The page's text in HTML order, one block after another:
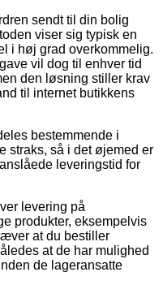
sendt til din bolig
viser sig typisk en
i høj grad overkommelig.
vil dog til enhver tid
den løsning stiller krav
til internet butikkens
bestemmende i
straks, så i det øjemed er
leveringstid for
levering på
produkter, eksempelvis
at du bestiller
at de har mulighed
de lageransatte